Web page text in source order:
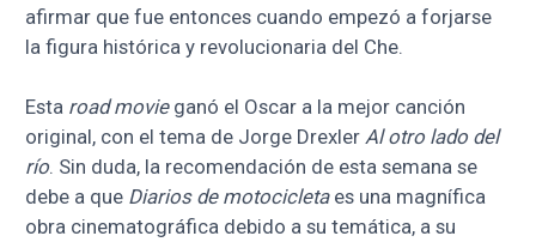
afirmar que fue entonces cuando empezó a forjarse
la figura histórica y revolucionaria del Che.
Esta road movieganó el Oscar a la mejor canción
original, con el tema de Jorge Drexler Al otro lado del
río. Sin duda, la recomendación de esta semana se
debe a que Diarios de motocicletaes una magnífica
obra cinematográfica debido a su temática, a su